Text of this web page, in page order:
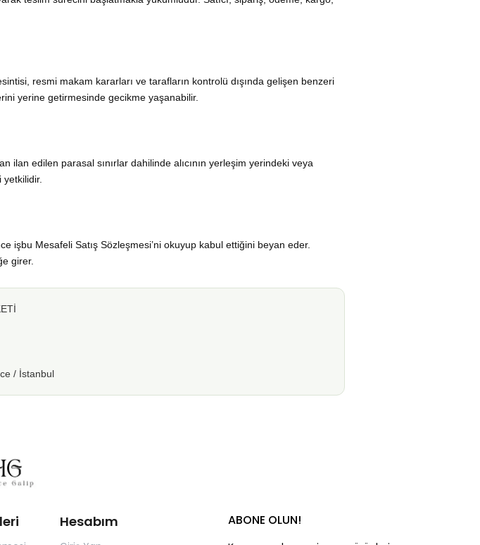
resmi makam kararları ve tarafların kontrolü dışında gelişen benzeri
yerine getirmesinde gecikme yaşanabilir.
ilan edilen parasal sınırlar dahilinde alıcının yerleşim yerindeki veya
işbu Mesafeli Satış Sözleşmesi’ni okuyup kabul ettiğini beyan eder.
girer.
/ İstanbul
Hesabım ABONE OLUN!